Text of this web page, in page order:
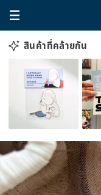
สินค้าที่คล้ายกัน